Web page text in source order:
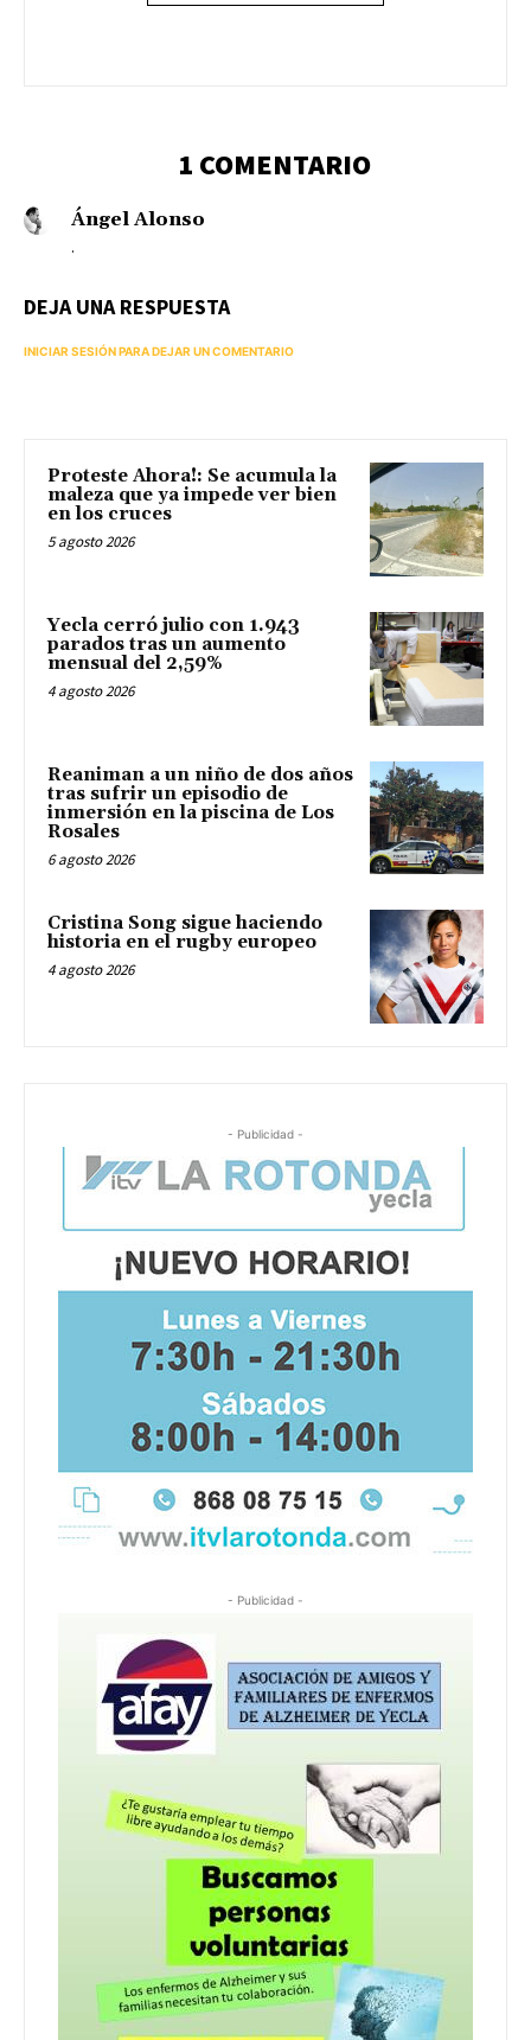
1 COMENTARIO
Ángel Alonso
.
DEJA UNA RESPUESTA
INICIAR SESIÓN PARA DEJAR UN COMENTARIO
Proteste Ahora!: Se acumula la
maleza que ya impede ver bien
en los cruces
5 agosto 2026
Yecla cerró julio con 1.943
parados tras un aumento
mensual del 2,59%
4 agosto 2026
Reaniman a un niño de dos años
tras sufrir un episodio de
inmersión en la piscina de Los
Rosales
6 agosto 2026
Cristina Song sigue haciendo
historia en el rugby europeo
4 agosto 2026
- Publicidad -
- Publicidad -